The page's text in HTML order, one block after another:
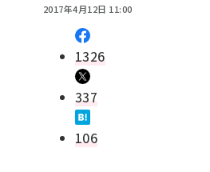
2017年4月12日 11:00
1326
337
106